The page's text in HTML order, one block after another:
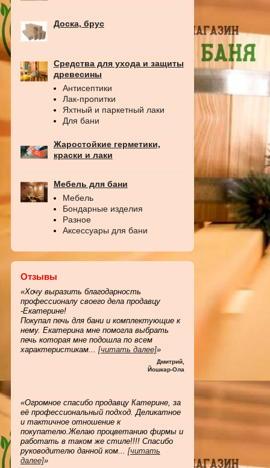
Доска, брус
Средства для ухода и защиты
древесины
Антисептики
Лак-пропитки
Яхтный и паркетный лаки
Для бани
Жаростойкие герметики,
краски и лаки
Мебель для бани
Мебель
Бондарные изделия
Разное
Аксессуары для бани
Отзывы
«Хочу выразить благодарность
профессионалу своего дела продавцу
-Екатерине!
Покупал печь для бани и комплектующие к
нему. Екатерина мне помогла выбрать
печь которая мне подошла по всем
характеристикам... [читать далее]»
Дмитрий,
Йошкар-Ола
«Огромное спасибо продавцу Катерине, за
её профессиональный подход. Деликатное
и тактичное отношение к
покупателю.Желаю процветанию фирмы и
работать в таком же стиле!!!! Спасибо
руководителю данной ком... [читать
далее]»